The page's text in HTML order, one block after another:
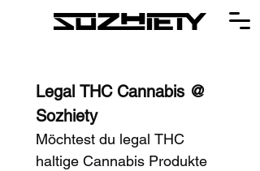
Legal THC Cannabis @
Sozhiety
Möchtest du legal THC
haltige Cannabis Produkte